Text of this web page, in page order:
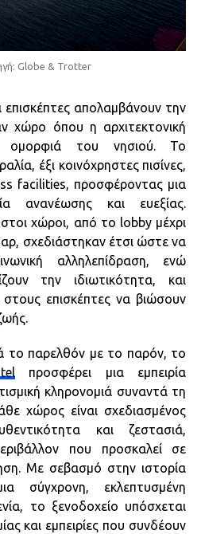
Globe & Trotter
επισκέπτες απολαμβάνουν την
χώρο όπου η αρχιτεκτονική
ομορφιά του νησιού. Το
έξι κοινόχρηστες πισίνες,
facilities, προσφέροντας μια
ανανέωσης και ευεξίας.
χώροι, από το lobby μέχρι
σχεδιάστηκαν έτσι ώστε να
αλληλεπίδραση, ενώ
την ιδιωτικότητα, και
επισκέπτες να βιώσουν
το παρελθόν με το παρόν, το
προσφέρει μια εμπειρία
κληρονομιά συναντά τη
χώρος είναι σχεδιασμένος
και ζεστασιά,
που προσκαλεί σε
Με σεβασμό στην ιστορία
σύγχρονη, εκλεπτυσμένη
το ξενοδοχείο υπόσχεται
και εμπειρίες που συνδέουν